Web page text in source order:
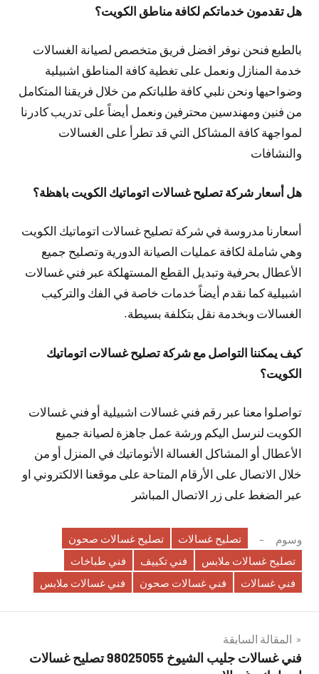
هل تقدمون خدماتكم لكافة مناطق الكويت؟
بالطبع فنحن نوفر افضل فريق متخصص لصيانة الغسالات
خدمة المنازل ونعمل على تغطية كافة المناطق اشبيلية
وضواحيها ونحن نلبي كافة طلباتكم من خلال فريقنا المتكامل
من فنين ومهندسين محترفين ونعمل أيضاً على تدريب كادرنا
لمواجهة كافة المشاكل التي قد تطرأ على الغسالات
والنشافات
هل أسعار شركة تصليح غسالات اتوماتيك الكويت باهظة؟
أسعارنا مدروسة في شركة تصليح غسالات اتوماتيك الكويت
وهي شاملة لكافة عمليات الصيانة الدورية وتصليح جميع
الأعطال بحرفية وتبديل القطع المستهلكة عبر فني غسالات
اشبيلية كما نقدم أيضاً خدمات خاصة في الفك والتركيب
الغسالات وبخدمة نقل بتكلفة بسيطة.
كيف يمكننا التواصل مع شركة تصليح غسالات اتوماتيك
الكويت؟
تواصلوا معنا عبر رقم فني غسالات اشبيلية أو فني غسالات
الكويت لنرسل اليكم ورشة عمل جاهزة لصيانة جميع
الأعطال أو المشاكل الغسالة الأتوماتيك في المنزل أو من
خلال الاتصال على الأرقام المتاحة على موقعنا الالكتروني او
عبر الضغط على زر الاتصال المباشر
وسوم تصليح غسالات
تصليح غسالات صحون
تصليح غسالات ملابس
فني تكييف
فني طباخات
فني غسالات
فني غسالات صحون فني غسالات ملابس
تصفّح
المقالة السابقة
فني غسالات جليب الشيوخ 98025055 تصليح غسالات